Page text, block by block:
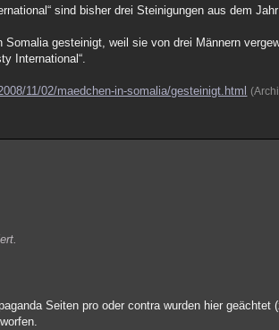
sind bisher drei Steinigungen aus dem
Somalia gesteinigt, weil sie von drei Männern
International“.
11/02/maedchen-in-somalia/gesteinigt.html
Seiten pro oder contra wurden hier